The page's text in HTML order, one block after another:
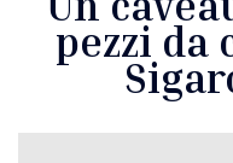
pezzi da